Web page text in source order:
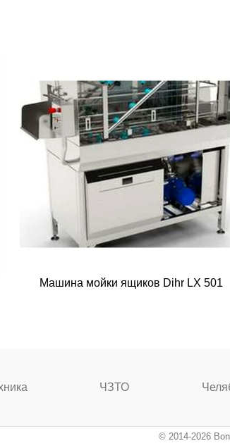
Машина мойки ящиков Dihr LX 501
ЧЗТО
© 2014-2026